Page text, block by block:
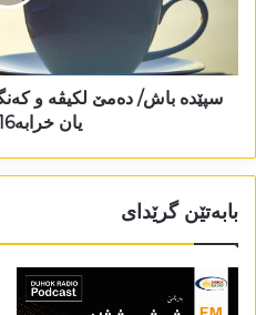
سپێدە باش/ دەمێ لکیڤە و
یان خرابە16-1-2025
بابەتێن گرێدای